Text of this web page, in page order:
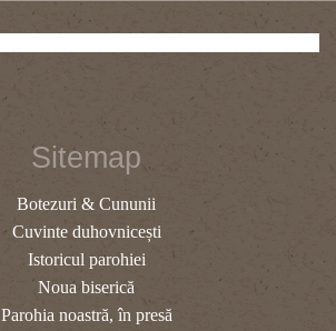
Sitemap
Botezuri & Cununii
Cuvinte duhovnicești
Istoricul parohiei
Noua biserică
Parohia noastră, în presă